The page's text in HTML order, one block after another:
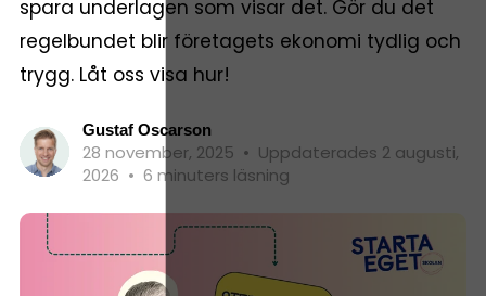
spara underlagen som visar det. Gör du det
regelbundet blir företagets ekonomi tydlig och
trygg. Låt oss visa hur!
Gustaf Oscarson
28 november, 2025 • Uppdaterades 2 augusti,
2026 • 6 minuters läsning